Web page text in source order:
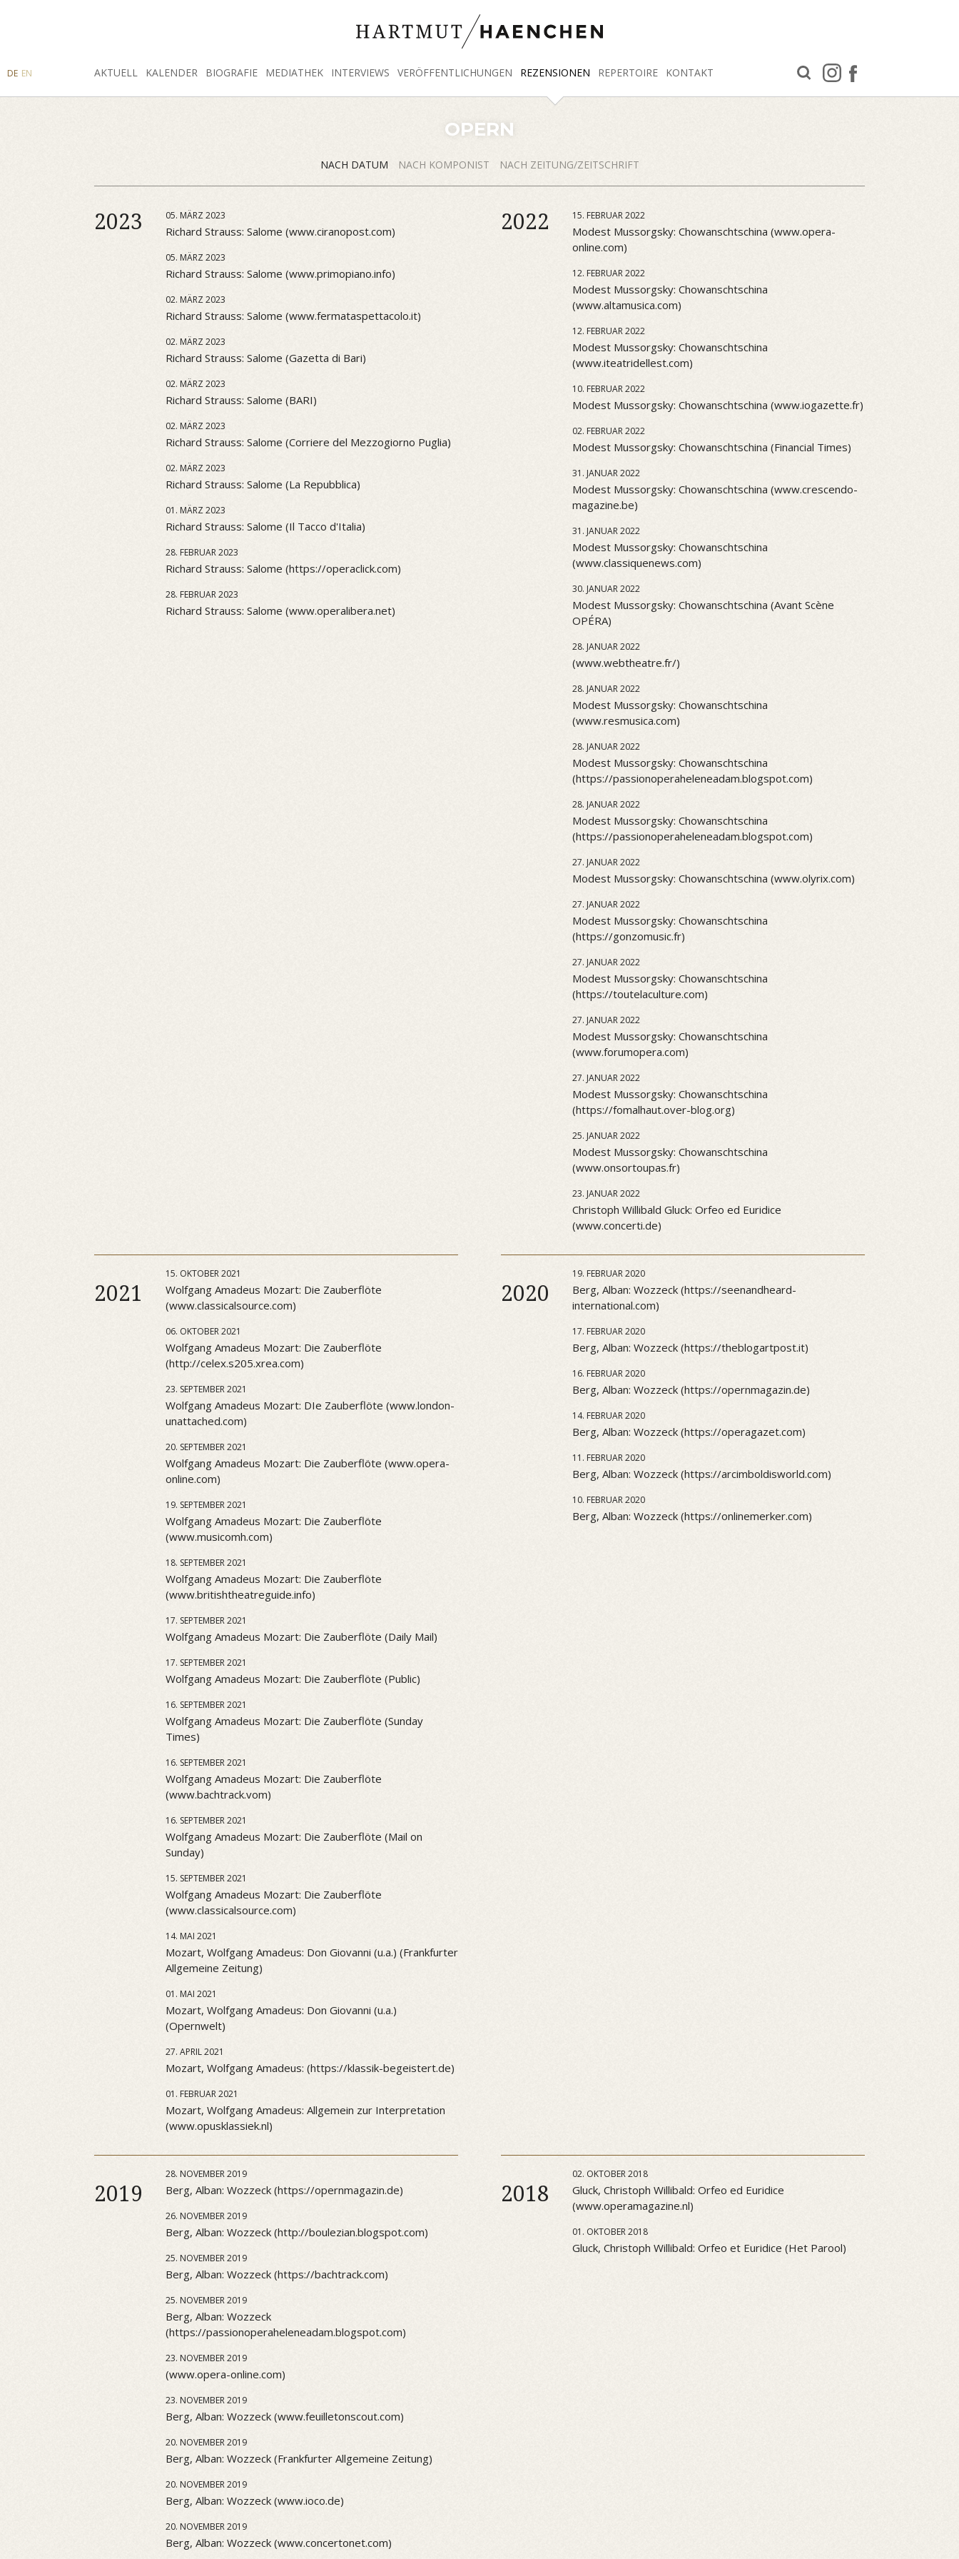
AKTUELL KALENDER BIOGRAFIE MEDIATHEK INTERVIEWS VERÖFFENTLICHUNGEN REZENSIONEN REPERTOIRE KONTAKT
FACEBOOK
INSTAGRAM
SUCHE
DE EN
OPERN
NACH DATUM NACH KOMPONIST NACH ZEITUNG/ZEITSCHRIFT
2023 05. MÄRZ 2023
Richard Strauss: Salome (www.ciranopost.com)
05. MÄRZ 2023
Richard Strauss: Salome (www.primopiano.info)
02. MÄRZ 2023
Richard Strauss: Salome (www.fermataspettacolo.it)
02. MÄRZ 2023
Richard Strauss: Salome (Gazetta di Bari)
02. MÄRZ 2023
Richard Strauss: Salome (BARI)
02. MÄRZ 2023
Richard Strauss: Salome (Corriere del Mezzogiorno Puglia)
02. MÄRZ 2023
Richard Strauss: Salome (La Repubblica)
01. MÄRZ 2023
Richard Strauss: Salome (Il Tacco d'Italia)
28. FEBRUAR 2023
Richard Strauss: Salome (https://operaclick.com)
28. FEBRUAR 2023
Richard Strauss: Salome (www.operalibera.net)
2022 15. FEBRUAR 2022
Modest Mussorgsky: Chowanschtschina (www.opera-
online.com)
12. FEBRUAR 2022
Modest Mussorgsky: Chowanschtschina
(www.altamusica.com)
12. FEBRUAR 2022
Modest Mussorgsky: Chowanschtschina
(www.iteatridellest.com)
10. FEBRUAR 2022
Modest Mussorgsky: Chowanschtschina (www.iogazette.fr)
02. FEBRUAR 2022
Modest Mussorgsky: Chowanschtschina (Financial Times)
31. JANUAR 2022
Modest Mussorgsky: Chowanschtschina (www.crescendo-
magazine.be)
31. JANUAR 2022
Modest Mussorgsky: Chowanschtschina
(www.classiquenews.com)
30. JANUAR 2022
Modest Mussorgsky: Chowanschtschina (Avant Scène
OPÉRA)
28. JANUAR 2022
(www.webtheatre.fr/)
28. JANUAR 2022
Modest Mussorgsky: Chowanschtschina
(www.resmusica.com)
28. JANUAR 2022
Modest Mussorgsky: Chowanschtschina
(https://passionoperaheleneadam.blogspot.com)
28. JANUAR 2022
Modest Mussorgsky: Chowanschtschina
(https://passionoperaheleneadam.blogspot.com)
27. JANUAR 2022
Modest Mussorgsky: Chowanschtschina (www.olyrix.com)
27. JANUAR 2022
Modest Mussorgsky: Chowanschtschina
(https://gonzomusic.fr)
27. JANUAR 2022
Modest Mussorgsky: Chowanschtschina
(https://toutelaculture.com)
27. JANUAR 2022
Modest Mussorgsky: Chowanschtschina
(www.forumopera.com)
27. JANUAR 2022
Modest Mussorgsky: Chowanschtschina
(https://fomalhaut.over-blog.org)
25. JANUAR 2022
Modest Mussorgsky: Chowanschtschina
(www.onsortoupas.fr)
23. JANUAR 2022
Christoph Willibald Gluck: Orfeo ed Euridice
(www.concerti.de)
2021
15. OKTOBER 2021
Wolfgang Amadeus Mozart: Die Zauberflöte
(www.classicalsource.com)
06. OKTOBER 2021
Wolfgang Amadeus Mozart: Die Zauberflöte
(http://celex.s205.xrea.com)
23. SEPTEMBER 2021
Wolfgang Amadeus Mozart: DIe Zauberflöte (www.london-
unattached.com)
20. SEPTEMBER 2021
Wolfgang Amadeus Mozart: Die Zauberflöte (www.opera-
online.com)
19. SEPTEMBER 2021
Wolfgang Amadeus Mozart: Die Zauberflöte
(www.musicomh.com)
18. SEPTEMBER 2021
Wolfgang Amadeus Mozart: Die Zauberflöte
(www.britishtheatreguide.info)
17. SEPTEMBER 2021
Wolfgang Amadeus Mozart: Die Zauberflöte (Daily Mail)
17. SEPTEMBER 2021
Wolfgang Amadeus Mozart: Die Zauberflöte (Public)
16. SEPTEMBER 2021
Wolfgang Amadeus Mozart: Die Zauberflöte (Sunday
Times)
16. SEPTEMBER 2021
Wolfgang Amadeus Mozart: Die Zauberflöte
(www.bachtrack.vom)
16. SEPTEMBER 2021
Wolfgang Amadeus Mozart: Die Zauberflöte (Mail on
Sunday)
15. SEPTEMBER 2021
Wolfgang Amadeus Mozart: Die Zauberflöte
(www.classicalsource.com)
14. MAI 2021
Mozart, Wolfgang Amadeus: Don Giovanni (u.a.) (Frankfurter
Allgemeine Zeitung)
01. MAI 2021
Mozart, Wolfgang Amadeus: Don Giovanni (u.a.)
(Opernwelt)
27. APRIL 2021
Mozart, Wolfgang Amadeus: (https://klassik-begeistert.de)
01. FEBRUAR 2021
Mozart, Wolfgang Amadeus: Allgemein zur Interpretation
(www.opusklassiek.nl)
2020
19. FEBRUAR 2020
Berg, Alban: Wozzeck (https://seenandheard-
international.com)
17. FEBRUAR 2020
Berg, Alban: Wozzeck (https://theblogartpost.it)
16. FEBRUAR 2020
Berg, Alban: Wozzeck (https://opernmagazin.de)
14. FEBRUAR 2020
Berg, Alban: Wozzeck (https://operagazet.com)
11. FEBRUAR 2020
Berg, Alban: Wozzeck (https://arcimboldisworld.com)
10. FEBRUAR 2020
Berg, Alban: Wozzeck (https://onlinemerker.com)
2019
28. NOVEMBER 2019
Berg, Alban: Wozzeck (https://opernmagazin.de)
26. NOVEMBER 2019
Berg, Alban: Wozzeck (http://boulezian.blogspot.com)
25. NOVEMBER 2019
Berg, Alban: Wozzeck (https://bachtrack.com)
25. NOVEMBER 2019
Berg, Alban: Wozzeck
(https://passionoperaheleneadam.blogspot.com)
23. NOVEMBER 2019
(www.opera-online.com)
23. NOVEMBER 2019
Berg, Alban: Wozzeck (www.feuilletonscout.com)
20. NOVEMBER 2019
Berg, Alban: Wozzeck (Frankfurter Allgemeine Zeitung)
20. NOVEMBER 2019
Berg, Alban: Wozzeck (www.ioco.de)
20. NOVEMBER 2019
Berg, Alban: Wozzeck (www.concertonet.com)
2018
02. OKTOBER 2018
Gluck, Christoph Willibald: Orfeo ed Euridice
(www.operamagazine.nl)
01. OKTOBER 2018
Gluck, Christoph Willibald: Orfeo et Euridice (Het Parool)